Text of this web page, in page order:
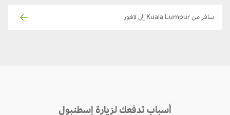
سافر من Kuala Lumpur إلى لاهور
أسباب تدفعك لزيارة إسطنبول